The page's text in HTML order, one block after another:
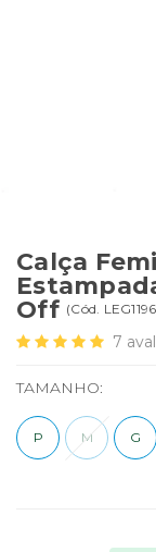
Calça
Off (Cód.
7
TAMANHO:
P M G